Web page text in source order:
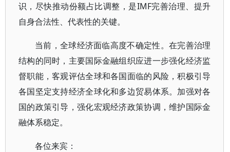
识，尽快推动份额占比调整，是IMF完善治理、提升
自身合法性、代表性的关键。
当前，全球经济面临高度不确定性。在完善治理
结构的同时，主要国际金融组织应进一步强化经济监
督职能，客观评估全球和各国面临的风险，积极引导
各国坚定支持经济全球化和多边贸易体系。加强对各
国的政策引导，强化宏观经济政策协调，维护国际金
融体系稳定。
各位来宾：